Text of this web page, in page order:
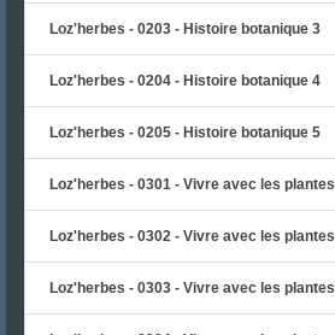
Loz'herbes - 0203 - Histoire botanique 3
Loz'herbes - 0204 - Histoire botanique 4
Loz'herbes - 0205 - Histoire botanique 5
Loz'herbes - 0301 - Vivre avec les plantes
Loz'herbes - 0302 - Vivre avec les plantes
Loz'herbes - 0303 - Vivre avec les plantes